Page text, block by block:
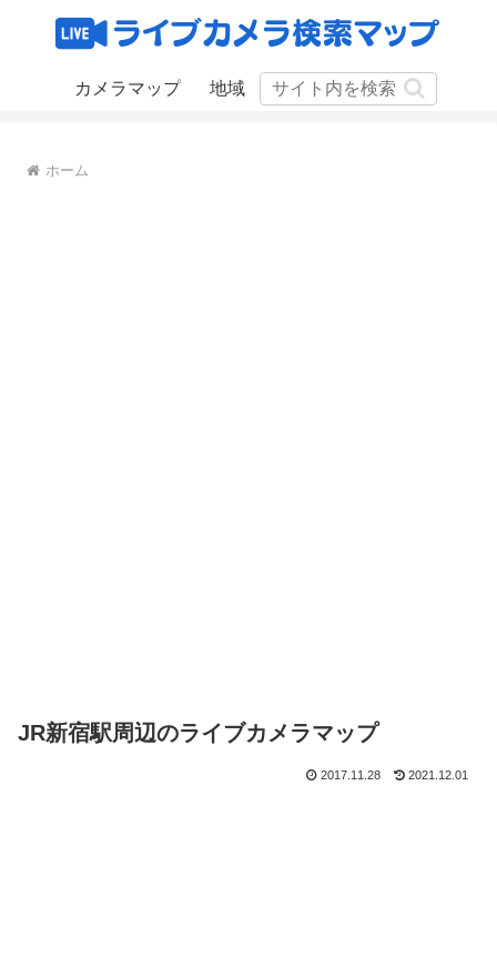
カメラマップ 地域
ホーム
JR新宿駅周辺のライブカメラマップ
2017.11.28 2021.12.01